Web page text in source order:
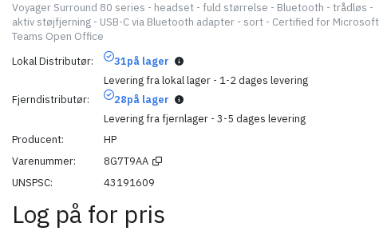
Voyager Surround 80 series - headset - fuld størrelse - Bluetooth - trådløs -
aktiv støjfjerning - USB-C via Bluetooth adapter - sort - Certified for Microsoft
Teams Open Office
Lokal Distributør
31på lager
Levering fra lokal lager - 1-2 dages levering
Fjerndistributør
28på lager
Levering fra fjernlager - 3-5 dages levering
Producent
HP
Varenummer
8G7T9AA
UNSPSC
43191609
Log på for pris